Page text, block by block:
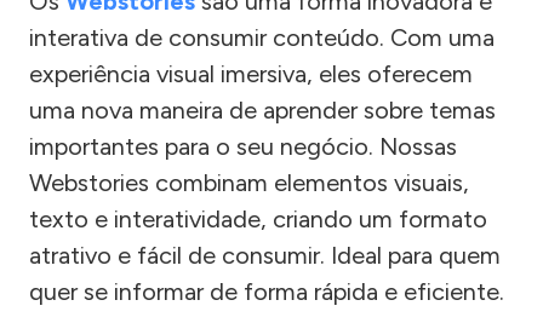
interativa de consumir conteúdo. Com uma
experiência visual imersiva, eles oferecem
uma nova maneira de aprender sobre temas
importantes para o seu negócio. Nossas
Webstories combinam elementos visuais,
texto e interatividade, criando um formato
atrativo e fácil de consumir. Ideal para quem
quer se informar de forma rápida e eficiente.